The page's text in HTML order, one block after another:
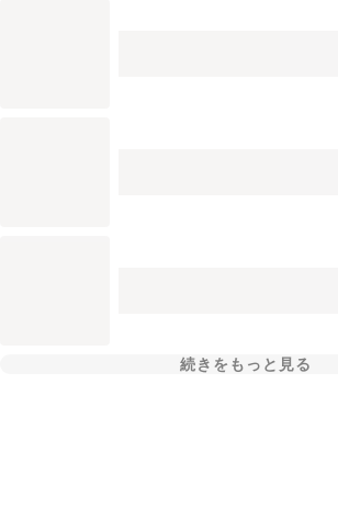
続きをもっと見る